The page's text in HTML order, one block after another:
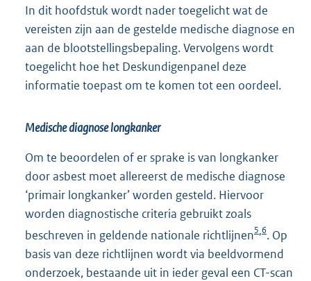
In dit hoofdstuk wordt nader toegelicht wat de
vereisten zijn aan de gestelde medische diagnose en
aan de blootstellingsbepaling. Vervolgens wordt
toegelicht hoe het Deskundigenpanel deze
informatie toepast om te komen tot een oordeel.
Medische diagnose longkanker
Om te beoordelen of er sprake is van longkanker
door asbest moet allereerst de medische diagnose
‘primair longkanker’ worden gesteld. Hiervoor
worden diagnostische criteria gebruikt zoals
beschreven in geldende nationale richtlijnen5,6. Op
basis van deze richtlijnen wordt via beeldvormend
onderzoek, bestaande uit in ieder geval een CT-scan